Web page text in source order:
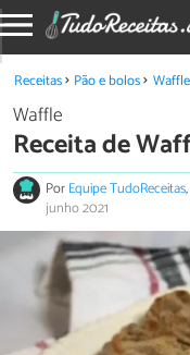
Receitas Pão e bolos Waffle
Waffle
Receita de
PorEquipe TudoReceitas
junho 2021